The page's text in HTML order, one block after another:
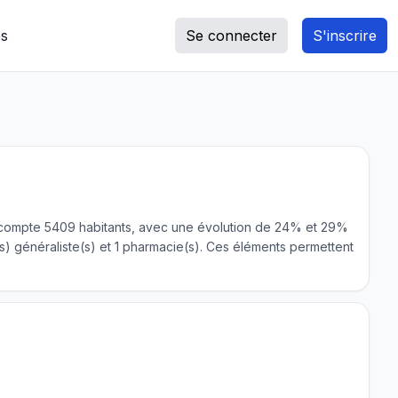
Se connecter S'inscrire
5409 habitants, avec une évolution de 24% et 29%
et 1 pharmacie(s). Ces éléments permettent